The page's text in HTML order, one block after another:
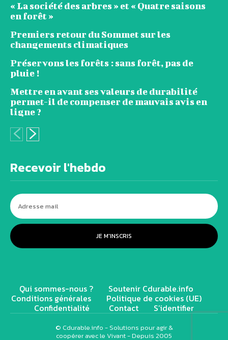
« La société des arbres » et « Quatre saisons
en forêt »
Premiers retour du Sommet sur les
changements climatiques
Préservons les forêts : sans forêt, pas de
pluie !
Mettre en avant ses valeurs de durabilité
permet-il de compenser de mauvais avis en
ligne ?
Recevoir l'hebdo
JE M'INSCRIS
Qui sommes-nous ? Soutenir Cdurable.info
Conditions générales Politique de cookies (UE)
Confidentialité Contact S’identifier
© Cdurable.info - Solutions pour agir &
coopérer avec le Vivant - Depuis 2005